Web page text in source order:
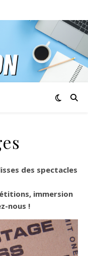
immersion
nous !